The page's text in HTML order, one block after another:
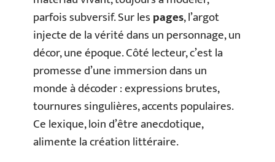
parfois subversif. Sur lespages, l’argot
injecte de la vérité dans un personnage, un
décor, une époque. Côté lecteur, c’est la
promesse d’une immersion dans un
monde à décoder : expressions brutes,
tournures singulières, accents populaires.
Ce lexique, loin d’être anecdotique,
alimente la création littéraire.